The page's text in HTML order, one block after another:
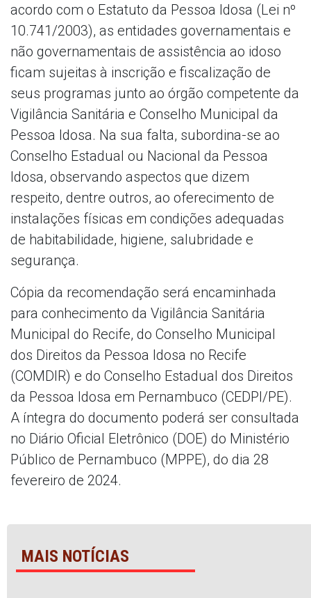
acordo com o Estatuto da Pessoa Idosa (Lei nº
10.741/2003), as entidades governamentais e
não governamentais de assistência ao idoso
ficam sujeitas à inscrição e fiscalização de
seus programas junto ao órgão competente da
Vigilância Sanitária e Conselho Municipal da
Pessoa Idosa. Na sua falta, subordina-se ao
Conselho Estadual ou Nacional da Pessoa
Idosa, observando aspectos que dizem
respeito, dentre outros, ao oferecimento de
instalações físicas em condições adequadas
de habitabilidade, higiene, salubridade e
segurança.
Cópia da recomendação será encaminhada
para conhecimento da Vigilância Sanitária
Municipal do Recife, do Conselho Municipal
dos Direitos da Pessoa Idosa no Recife
(COMDIR) e do Conselho Estadual dos Direitos
da Pessoa Idosa em Pernambuco (CEDPI/PE).
A íntegra do documento poderá ser consultada
no Diário Oficial Eletrônico (DOE) do Ministério
Público de Pernambuco (MPPE), do dia 28
fevereiro de 2024.
MAIS NOTÍCIAS